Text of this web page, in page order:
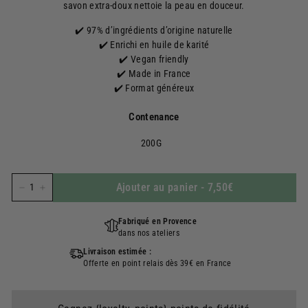
savon extra-doux nettoie la peau en douceur.
✔️ 97% d’ingrédients d’origine naturelle
✔️ Enrichi en huile de karité
✔️ Vegan friendly
✔️ Made in France
✔️ Format généreux
Contenance
200G
Ajouter au panier - 7,50€
Fabriqué en Provence
dans nos ateliers
Livraison estimée :
Offerte en point relais dès 39€ en France